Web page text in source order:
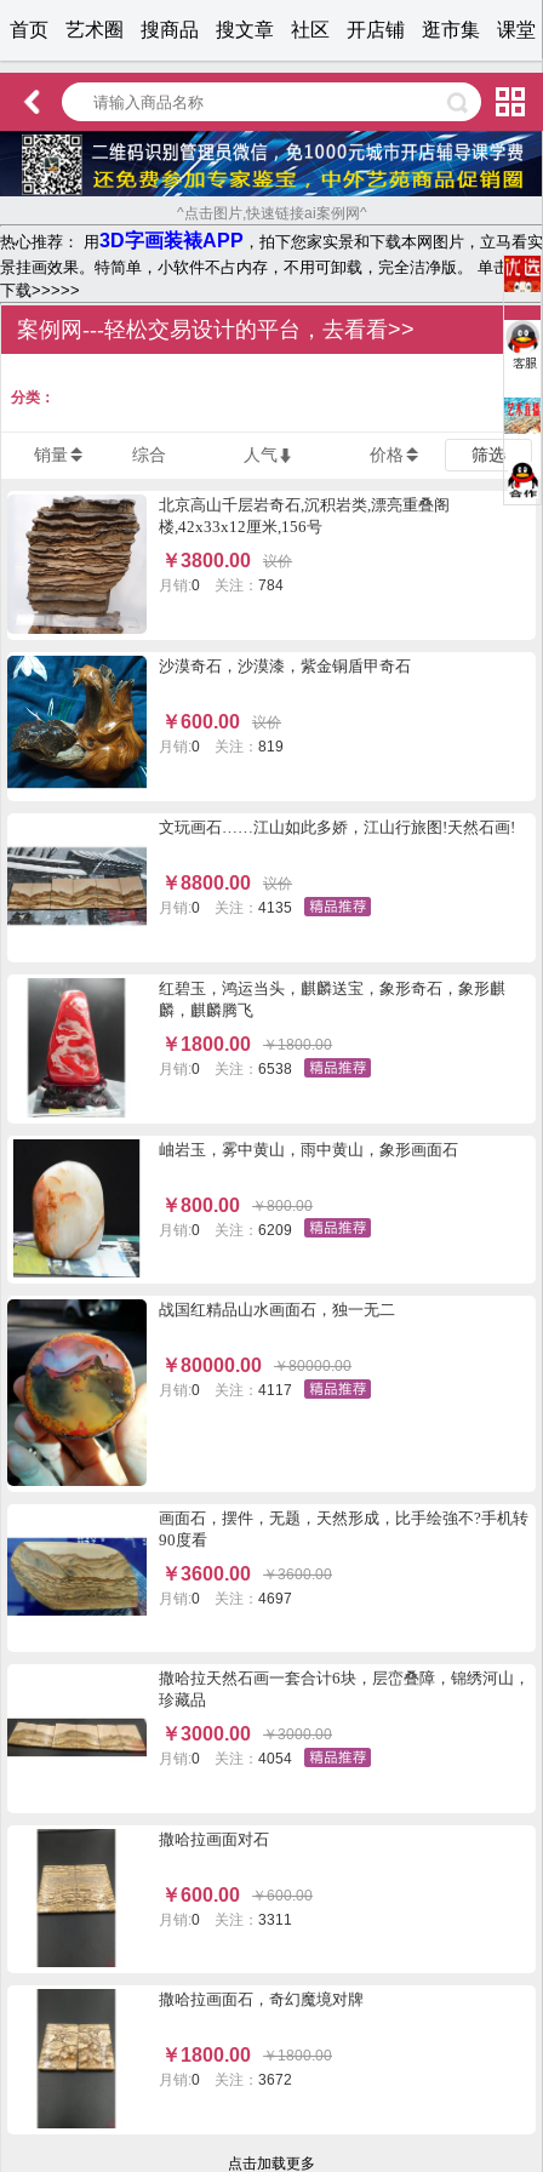
首页 艺术圈 搜商品 搜文章 社区 开店铺 逛市集 课堂
^点击图片,快速链接ai案例网^
热心推荐： 用3D字画装裱APP ，拍下您家实景和下载本网图片，立马看实
景挂画效果。特简单，小软件不占内存，不用可卸载，完全洁净版。 单击文字
下载>>>>>
案例网---轻松交易设计的平台，去看看>>
分类：
销量 综合 人气 价格 筛选
北京高山千层岩奇石,沉积岩类,漂亮重叠阁
楼,42x33x12厘米,156号
￥3800.00
议价
月销:0 关注：784
沙漠奇石，沙漠漆，紫金铜盾甲奇石
￥600.00
议价
月销:0 关注：819
文玩画石……江山如此多娇，江山行旅图!天然石画!
￥8800.00
议价
月销:0 关注：4135
红碧玉，鸿运当头，麒麟送宝，象形奇石，象形麒
麟，麒麟腾飞
￥1800.00 ￥1800.00
月销:0 关注：6538
岫岩玉，雾中黄山，雨中黄山，象形画面石
￥800.00 ￥800.00
月销:0 关注：6209
战国红精品山水画面石，独一无二
￥80000.00 ￥80000.00
月销:0 关注：4117
画面石，摆件，无题，天然形成，比手绘強不?手机转
90度看
￥3600.00 ￥3600.00
月销:0 关注：4697
撒哈拉天然石画一套合计6块，层峦叠障，锦绣河山，
珍藏品
￥3000.00 ￥3000.00
月销:0 关注：4054
撒哈拉画面对石
￥600.00 ￥600.00
月销:0 关注：3311
撒哈拉画面石，奇幻魔境对牌
￥ 1800.00 ￥1800.00
月销:0 关注：3672
点击加载更多